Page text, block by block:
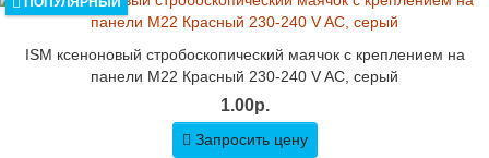
ISM ксеноновый стробоскопический маячок с креплением на
панели M22 Красный 230-240 V AC, серый
1.00р.
Запросить цену